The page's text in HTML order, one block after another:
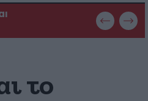
Φωτιά στη
με εναέρια
το